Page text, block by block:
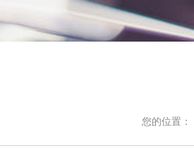
您的位置：